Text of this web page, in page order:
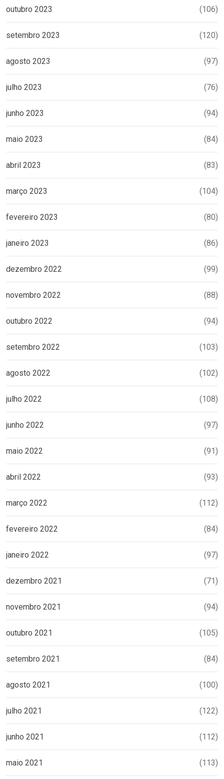
outubro 2023 (106)
setembro 2023 (120)
agosto 2023 (97)
julho 2023 (76)
junho 2023 (94)
maio 2023 (84)
abril 2023 (83)
março 2023 (104)
fevereiro 2023 (80)
janeiro 2023 (86)
dezembro 2022 (99)
novembro 2022 (88)
outubro 2022 (94)
setembro 2022 (103)
agosto 2022 (102)
julho 2022 (108)
junho 2022 (97)
maio 2022 (91)
abril 2022 (93)
março 2022 (112)
fevereiro 2022 (84)
janeiro 2022 (97)
dezembro 2021 (71)
novembro 2021 (94)
outubro 2021 (105)
setembro 2021 (84)
agosto 2021 (100)
julho 2021 (122)
junho 2021 (112)
maio 2021 (113)